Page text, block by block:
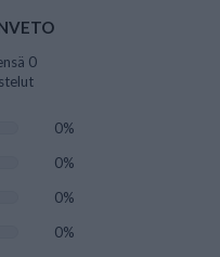
0
0%
0%
0%
0%